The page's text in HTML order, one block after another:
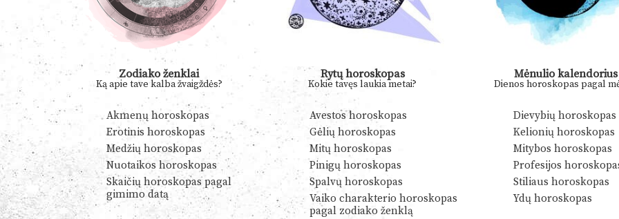
Zodiako ženklai
Ką apie tave kalba žvaigždės?
Rytų horoskopas
Kokie tavęs laukia metai?
Mėnulio kalendorius
Dienos horoskopas pagal
Akmenų horoskopas Avestos horoskopas
Dievybių horoskopas
Erotinis horoskopas
Gėlių horoskopas
Kelionių horoskopas
Medžių horoskopas
Mitų horoskopas
Mitybos horoskopas
Nuotaikos horoskopas
Pinigų horoskopas
Profesijos
Skaičių horoskopas pagal
gimimo datą
Spalvų horoskopas
Stiliaus horoskopas
Vaiko charakterio horoskopas
pagal zodiako ženklą
Ydų horoskopas